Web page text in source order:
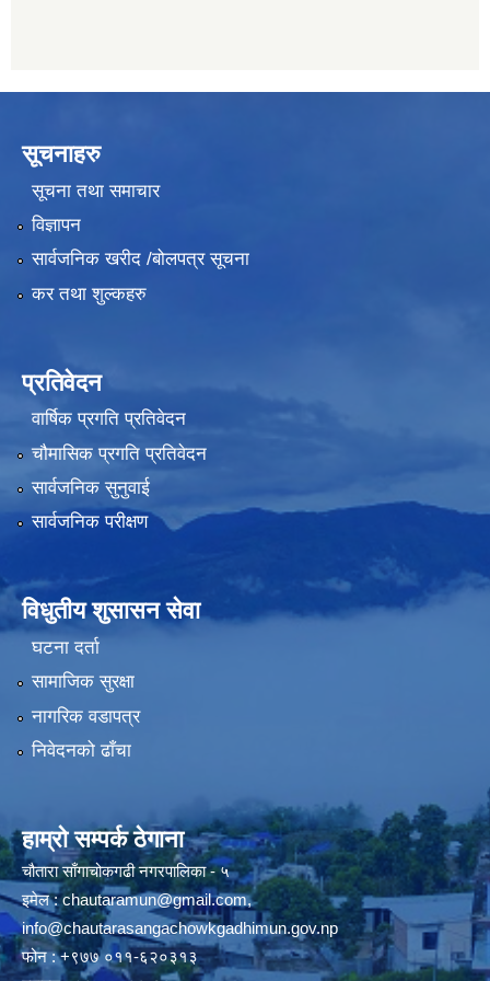
सूचनाहरु
सूचना तथा समाचार
विज्ञापन
सार्वजनिक खरीद /बोलपत्र सूचना
कर तथा शुल्कहरु
प्रतिवेदन
वार्षिक प्रगति प्रतिवेदन
चौमासिक प्रगति प्रतिवेदन
सार्वजनिक सुनुवाई
सार्वजनिक परीक्षण
विधुतीय शुसासन सेवा
घटना दर्ता
सामाजिक सुरक्षा
नागरिक वडापत्र
निवेदनको ढाँचा
हाम्रो सम्पर्क ठेगाना
चौतारा साँगाचोकगढी नगरपालिका - ५
इमेल :chautaramun@gmail.com,
info@chautarasangachowkgadhimun.gov.np
फोन : +९७७ ०११-६२०३१३